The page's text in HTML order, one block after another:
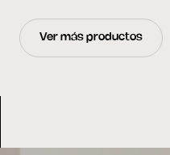
Ver más productos